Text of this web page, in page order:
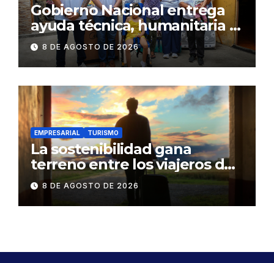
Gobierno Nacional entrega
ayuda técnica, humanitaria y
Bono Joaquín Gallegos Lara a
familia en situación de
vulnerabilidad
8 DE AGOSTO DE 2026
EMPRESARIAL TURISMO
La sostenibilidad gana
terreno entre los viajeros de
negocios
8 DE AGOSTO DE 2026